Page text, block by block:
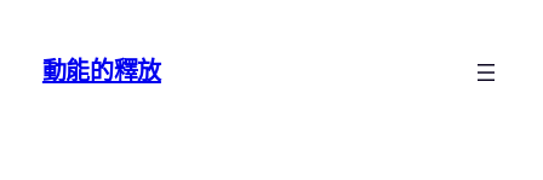
動能的釋放